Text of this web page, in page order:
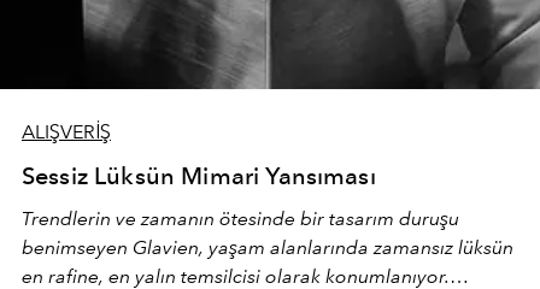
ALIŞVERİŞ
Sessiz Lüksün Mimari Yansıması
Trendlerin ve zamanın ötesinde bir tasarım duruşu
benimseyen Glavien, yaşam alanlarında zamansız lüksün
en rafine, en yalın temsilcisi olarak konumlanıyor.